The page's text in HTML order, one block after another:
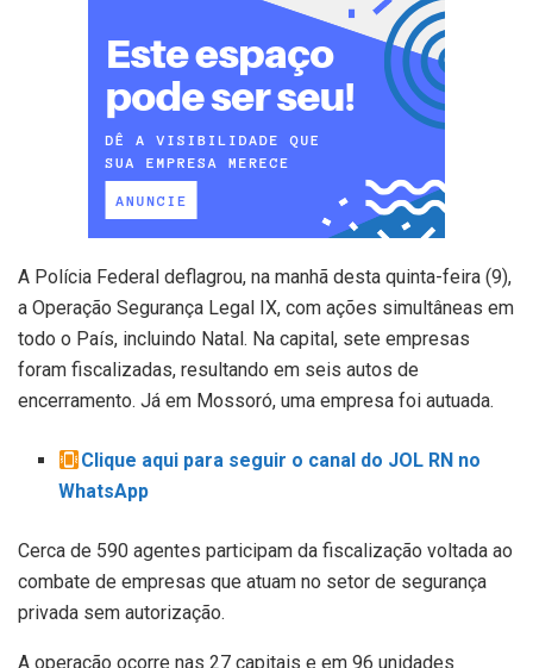
A Polícia Federal deflagrou, na manhã desta quinta-feira (9),
a Operação Segurança Legal IX, com ações simultâneas em
todo o País, incluindo Natal. Na capital, sete empresas
foram fiscalizadas, resultando em seis autos de
encerramento. Já em Mossoró, uma empresa foi autuada.
Clique aqui para seguir o canal do JOL RN no
WhatsApp
Cerca de 590 agentes participam da fiscalização voltada ao
combate de empresas que atuam no setor de segurança
privada sem autorização.
A operação ocorre nas 27 capitais e em 96 unidades